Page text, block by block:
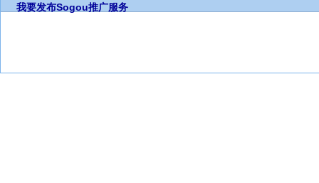
我要发布Sogou推广服务